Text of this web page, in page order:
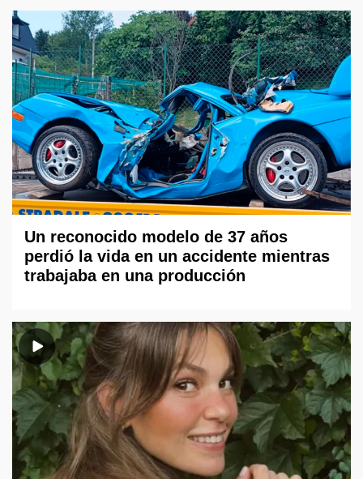
Un reconocido modelo de 37 años
perdió la vida en un accidente mientras
trabajaba en una producción